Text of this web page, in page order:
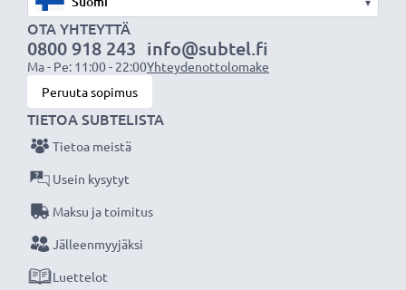
Jännite:1.55V
Teknologia:Primär Silber (Zn / Ag2O)
Kapasiteetti:40 mAh
Olitpa sitten vaihtamassa paristoa tai
nappiparistomme tarjoavat luotettavaa
suorituskykyä ja pidempää käyttöikää. Tilaa nyt
nopeaa toimitusta ja 3 vuoden takuuta varten!
OTA YHTEYTTÄ
0800 918 243
Ma - Pe: 11:00 - 22:00
info@subtel.fi
Yhteydenottolomake
Peruuta sopimus
TIETOA SUBTELISTA
Tietoa meistä
Usein kysytyt
Maksu ja toimitus
Jälleenmyyjäksi
Luettelot